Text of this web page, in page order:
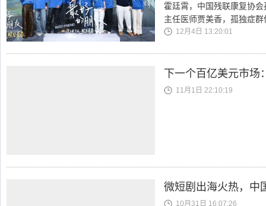
霍廷霄，中国残联康复协
主任医师贾美香，孤独症
12月4日 13:20:01
下一个百亿美元市
11月1日 22:10:19
微短剧出海火热，中
10月31日 16:07:26